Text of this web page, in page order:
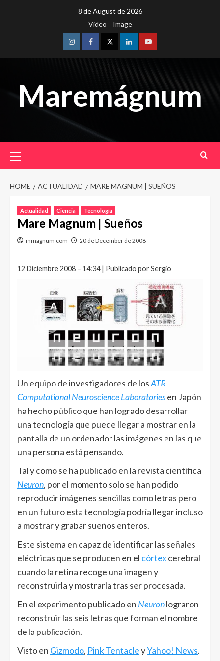
8 de August de 2026
Video
Image
InstagramFacebookTwitterLinkedinYoutube
Maremágnum
Menu
HOME ACTUALIDAD MARE MAGNUM | SUEÑOS
Actualidad Ciencia Tecnología
Mare Magnum | Sueños
mmagnum.com 20 de December de 2008
12 Diciembre 2008 – 14:34 | Publicado por Sergio
Un equipo de investigadores de losATR
Computational Neuroscience Laboratoriesen Japón
ha hecho público que han logrado desarrollar
una tecnología que puede llegar a mostrar en la
pantalla de un ordenador las imágenes en las que
una persona está pensando.
Tal y como se ha publicado en la revista científica
Neuron, por el momento solo se han podido
reproducir imágenes sencillas como letras pero
en un futuro esta tecnología podría llegar incluso
a mostrar y grabar sueños enteros.
Este sistema en capaz de identificar las señales
eléctricas que se producen en el córtexcerebral
cuando la retina recoge una imagen y
reconstruirla y mostrarla tras ser procesada.
En el experimento publicado en Neuronlograron
reconstruir las seis letras que forman el nombre
de la publicación.
Visto en Gizmodo, Pink TentacleyYahoo! News.